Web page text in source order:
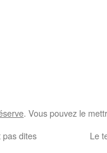
. Vous pouvez le
pas dites Le